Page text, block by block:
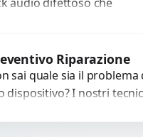
cuffie e
PreventivoRiparazione
sai quale sia il problema
dispositivo? I nostri